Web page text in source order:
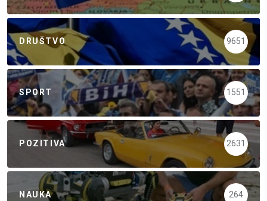
DRUŠTVO 9651
SPORT 1551
POZITIVA 2631
NAUKA 264